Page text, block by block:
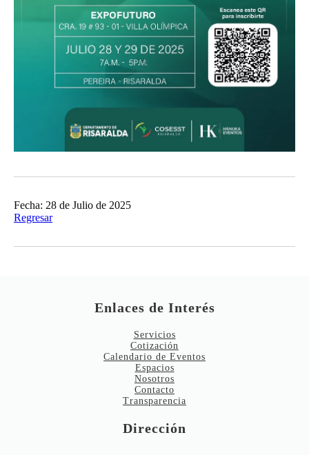
Fecha: 28 de Julio de 2025
Regresar
Enlaces de Interés
Servicios
Cotización
Calendario de Eventos
Espacios
Nosotros
Contacto
Transparencia
Dirección